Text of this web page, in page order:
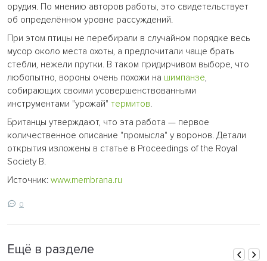
орудия. По мнению авторов работы, это свидетельствует
об определённом уровне рассуждений.
При этом птицы не перебирали в случайном порядке весь
мусор около места охоты, а предпочитали чаще брать
стебли, нежели прутки. В таком придирчивом выборе, что
любопытно, вороны очень похожи на шимпанзе,
собирающих своими усовершенствованными
инструментами "урожай" термитов.
Британцы утверждают, что эта работа — первое
количественное описание "промысла" у воронов. Детали
открытия изложены в статье в Proceedings of the Royal
Society B.
Источник: www.membrana.ru
0
Ещё в разделе